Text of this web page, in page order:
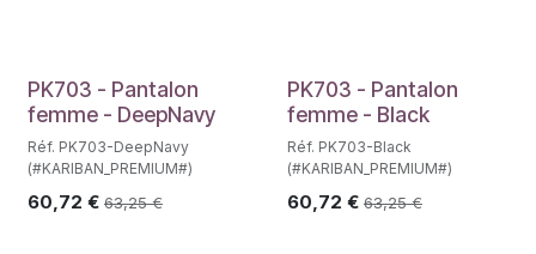
PK703 - Pantalon
femme - DeepNavy
Réf. PK703-DeepNavy
(#KARIBAN_PREMIUM#)
60,72 € 63,25€
PK703 - Pantalon
femme - Black
Réf. PK703-Black
(#KARIBAN_PREMIUM#)
60,72 € 63,25€